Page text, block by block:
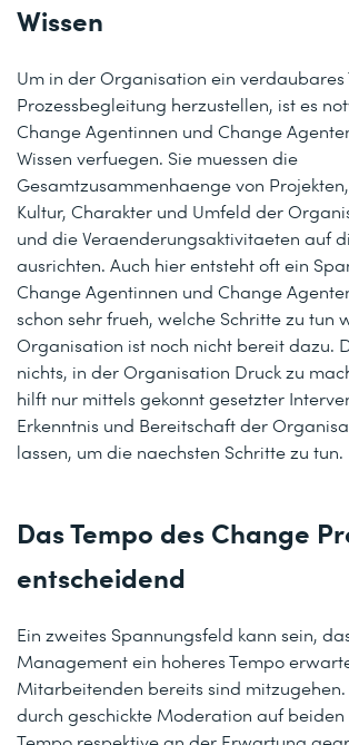
Wissen
Um in der Organisation ein verdaubares
Prozessbegleitung herzustellen, ist es
Change Agentinnen und Change
Wissen verfuegen. Sie muessen die
Gesamtzusammenhaenge von
Kultur, Charakter und Umfeld der
und die Veraenderungsaktivitaeten auf
ausrichten. Auch hier entsteht oft ein
Change Agentinnen und Change
schon sehr frueh, welche Schritte zu tun
Organisation ist noch nicht bereit dazu.
nichts, in der Organisation Druck zu
hilft nur mittels gekonnt gesetzter
Erkenntnis und Bereitschaft der
lassen, um die naechsten Schritte zu tun.
Das Tempo des Change
entscheidend
Ein zweites Spannungsfeld kann sein,
Management ein hoheres Tempo
Mitarbeitenden bereits sind mitzugehen.
durch geschickte Moderation auf beiden